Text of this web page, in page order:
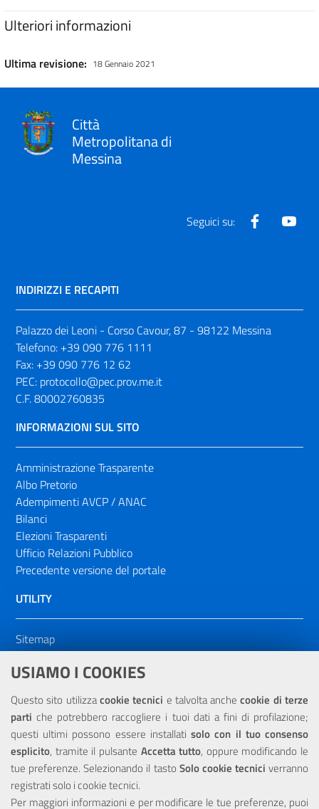
USIAMO I COOKIES
Questo sito utilizzacookie tecnici e talvolta anchecookie di terze
parti che potrebbero raccogliere i tuoi dati a fini di profilazione;
questi ultimi possono essere installatisolo con il tuo consenso
esplicito, tramite il pulsante Accetta tutto, oppure modificando le
tue preferenze. Selezionando il tasto Solo cookie tecnici verranno
registrati solo i cookie tecnici.
Per maggiori informazioni e per modificare le tue preferenze, puoi
Ulteriori informazioni
Ultima revisione: 18 Gennaio 2021
Città
Metropolitana di
Messina
Seguici su: Facebook
INDIRIZZI E RECAPITI
Palazzo dei Leoni - Corso Cavour, 87 - 98122 Messina
Telefono: +39 090 776 1111
Fax: +39 090 776 12 62
PEC: protocollo@pec.prov.me.it
C.F. 80002760835
INFORMAZIONI SUL SITO
Amministrazione Trasparente
Albo Pretorio
Adempimenti AVCP / ANAC
Bilanci
Elezioni Trasparenti
Ufficio Relazioni Pubblico
Precedente versione del portale
UTILITY
Sitemap
Dichiarazione di accessibilità
NOTE LEGALI
Privacy
Portale realizzato con la partecipazione finanziaria dell'Unione